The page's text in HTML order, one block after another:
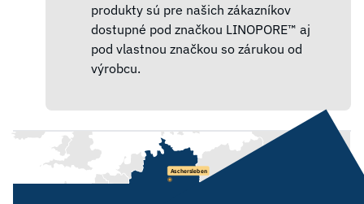
produkty sú pre našich zákazníkov
dostupné pod značkou LINOPORE™ aj
pod vlastnou značkou so zárukou od
výrobcu.
Aschersleben